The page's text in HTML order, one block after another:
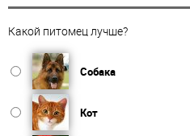
Какой питомец лучше?
Собака
Кот